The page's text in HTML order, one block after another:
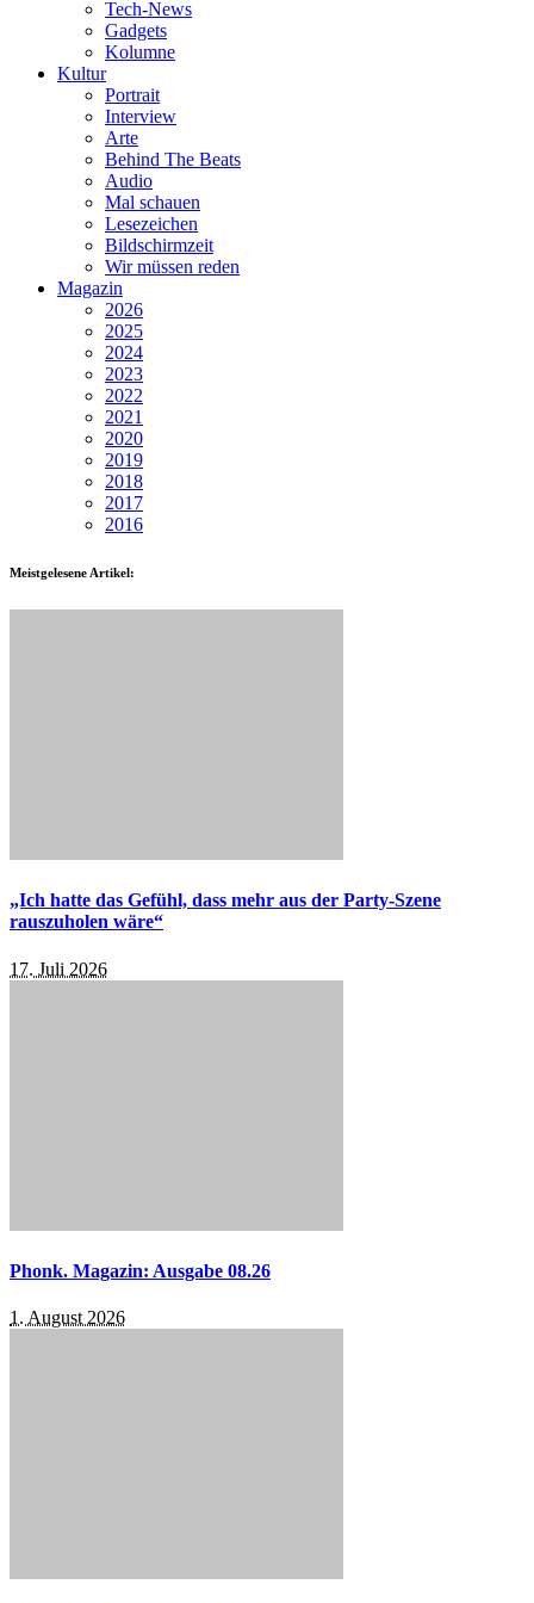
Tech-News
Gadgets
Kolumne
Kultur
Portrait
Interview
Arte
Behind The Beats
Audio
Mal schauen
Lesezeichen
Bildschirmzeit
Wir müssen reden
Magazin
2026
2025
2024
2023
2022
2021
2020
2019
2018
2017
2016
Meistgelesene Artikel:
„Ich hatte das Gefühl, dass mehr aus der Party-Szene
rauszuholen wäre“
17. Juli 2026
Phonk. Magazin: Ausgabe 08.26
1. August 2026